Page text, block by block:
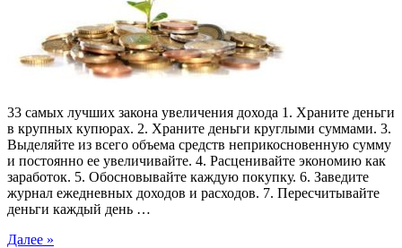
33 самых лучших законa увеличения дохода 1. Храните деньги
в крупных купюрах. 2. Храните деньги круглыми суммами. 3.
Выделяйте из всего объема средств неприкосновенную сумму
и постоянно ее увеличивайте. 4. Расценивайте экономию как
заработок. 5. Обосновывайте каждую покупку. 6. Заведите
журнал ежедневных доходов и расходов. 7. Пересчитывайте
деньги каждый день …
Далее »